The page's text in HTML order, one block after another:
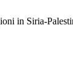
in Siria-